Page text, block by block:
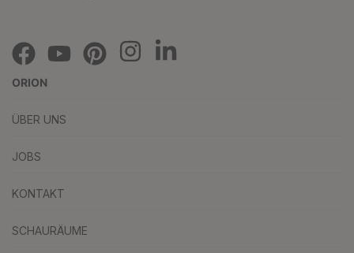
ORION
ÜBER UNS
JOBS
KONTAKT
SCHAURÄUME